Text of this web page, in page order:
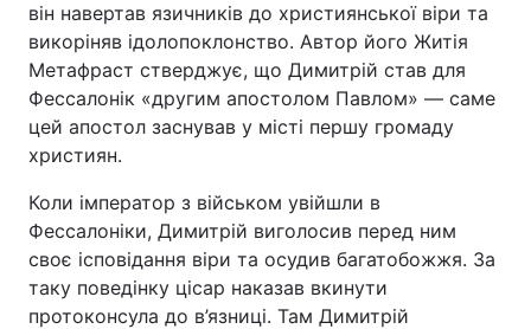
він навертав язичників до християнської віри та
викоріняв ідолопоклонство. Автор його Житія
Метафраст стверджує, що Димитрій став для
Фессалонік «другим апостолом Павлом» — саме
цей апостол заснував у місті першу громаду
християн.
Коли імператор з військом увійшли в
Фессалоніки, Димитрій виголосив перед ним
своє ісповідання віри та осудив багатобожжя. За
таку поведінку цісар наказав вкинути
протоконсула до в’язниці. Там Димитрій